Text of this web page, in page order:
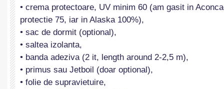
• crema protectoare, UV minim 60 (am gasit in
protectie 75, iar in Alaska 100%),
• sac de dormit (optional),
• saltea izolanta,
• banda adeziva (2 it, length around 2-2,5 m),
• primus sau Jetboil (doar optional),
• folie de supravietuire,